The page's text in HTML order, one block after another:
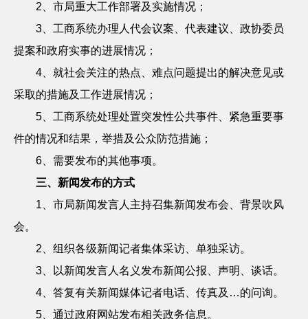
2 、市局重大工作部署及实施情况；
3 、工商系统办理人代会议案、代表建议、政协委员
提案和政府实事的进展情况；
4 、就社会关注的热点、难点问题提出的解决意见或
采取的措施及工作进展情况；
5 、工商系统处理处置突发性公共事件、紧急重要事
件的情况和结果，举措及公众防范措施；
6 、需要发布的其他事项。
三、新闻发布的方式
1 、市局新闻发言人主持召集新闻发布会、背景吹风
会。
2 、组织各级新闻记者集体采访、单独采访。
3 、以新闻发言人名义发布新闻公报、声明、谈话。
4 、答复有关新闻媒体记者电话、传真及…的问询。
5 、通过政府网站发布相关政务信息。